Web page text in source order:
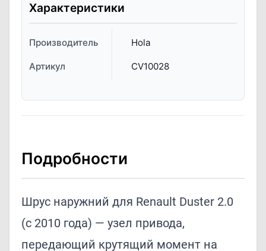
Характеристики
Производитель Hola
Артикул CV10028
Подробности
Шрус наружний для Renault Duster 2.0
(с 2010 года) — узел привода,
передающий крутящий момент на